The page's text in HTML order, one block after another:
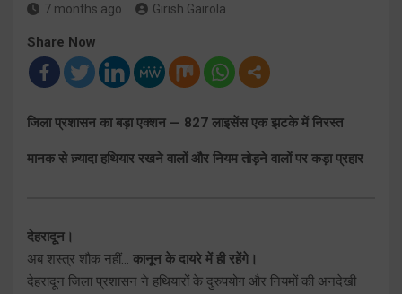
7 months ago Girish Gairola
Share Now
जिला प्रशासन का बड़ा एक्शन — 827 लाइसेंस एक झटके में निरस्त
मानक से ज़्यादा हथियार रखने वालों और नियम तोड़ने वालों पर कड़ा प्रहार
देहरादून।
अब शस्त्र शौक नहीं… कानून के दायरे में ही रहेंगे।
देहरादून जिला प्रशासन ने हथियारों के दुरुपयोग और नियमों की अनदेखी